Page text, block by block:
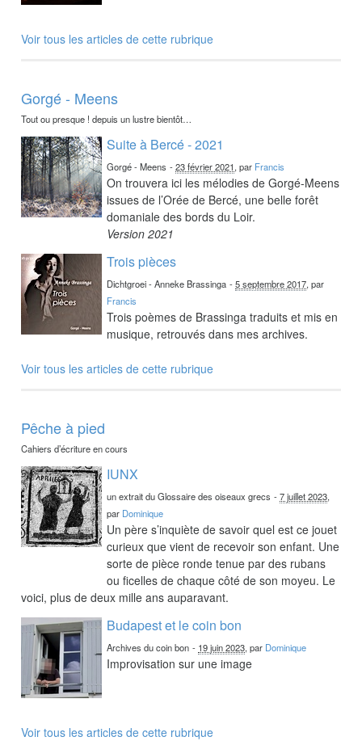
Voir tous les articles de cette rubrique
Gorgé - Meens
Tout ou presque ! depuis un lustre bientôt…
Suite à Bercé - 2021
Gorgé - Meens -23 février 2021, par Francis
On trouvera ici les mélodies de Gorgé-Meens
issues de l’Orée de Bercé, une belle forêt
domaniale des bords du Loir.
Version 2021
Trois pièces
Dichtgroei - Anneke Brassinga -5 septembre 2017, par
Francis
Trois poèmes de Brassinga traduits et mis en
musique, retrouvés dans mes archives.
Voir tous les articles de cette rubrique
Pêche à pied
Cahiers d’écriture en cours
IUNX
un extrait du Glossaire des oiseaux grecs -7 juillet 2023,
par Dominique
Un père s’inquiète de savoir quel est ce jouet
curieux que vient de recevoir son enfant. Une
sorte de pièce ronde tenue par des rubans
ou ficelles de chaque côté de son moyeu. Le
voici, plus de deux mille ans auparavant.
Budapest et le coin bon
Archives du coin bon - 19 juin 2023, par Dominique
Improvisation sur une image
Voir tous les articles de cette rubrique